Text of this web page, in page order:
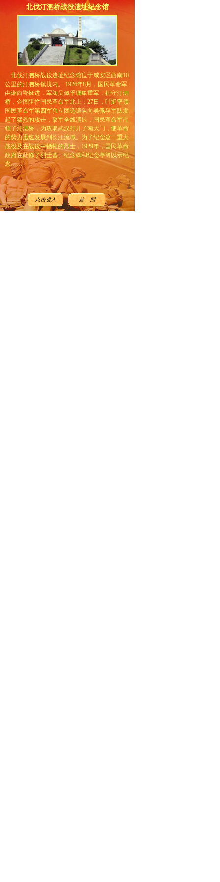
北伐汀泗桥战役遗址纪念馆
北伐汀泗桥战役遗址纪念馆位于咸安区西南10
公里的汀泗桥镇境内。 1926年8月，国民革命军
由湘向鄂挺进，军阀吴佩孚调集重军，扼守汀泗
桥，企图阻拦国民革命军北上；27日，叶挺率领
国民革命军第四军独立团选遣队向吴佩孚军队发
起了猛烈的攻击，敌军全线溃退，国民革命军占
领了汀泗桥，为攻取武汉打开了南大门，使革命
的势力迅速发展到长江流域。为了纪念这一重大
战役及在战役中牺牲的烈士，1929年，国民革命
政府在此修了烈士墓、纪念碑和纪念亭等以示纪
念……